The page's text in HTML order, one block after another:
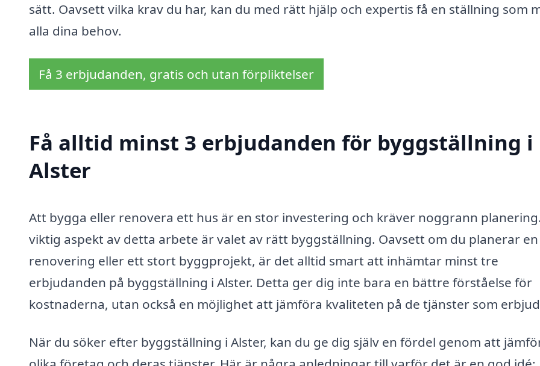
sätt. Oavsett vilka krav du har, kan du med rätt hjälp och expertis få en ställning som
alla dina behov.
Få 3 erbjudanden, gratis och utan förpliktelser
Få alltid minst 3 erbjudanden för byggställning i
Alster
Att bygga eller renovera ett hus är en stor investering och kräver noggrann
viktig aspekt av detta arbete är valet av rätt byggställning. Oavsett om du planerar
renovering eller ett stort byggprojekt, är det alltid smart att inhämtar minst tre
erbjudanden på byggställning i Alster. Detta ger dig inte bara en bättre förståelse för
kostnaderna, utan också en möjlighet att jämföra kvaliteten på de tjänster som
När du söker efter byggställning i Alster, kan du ge dig själv en fördel genom att